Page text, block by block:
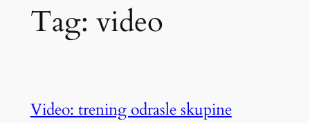
Tag: video
Video: trening odrasle skupine